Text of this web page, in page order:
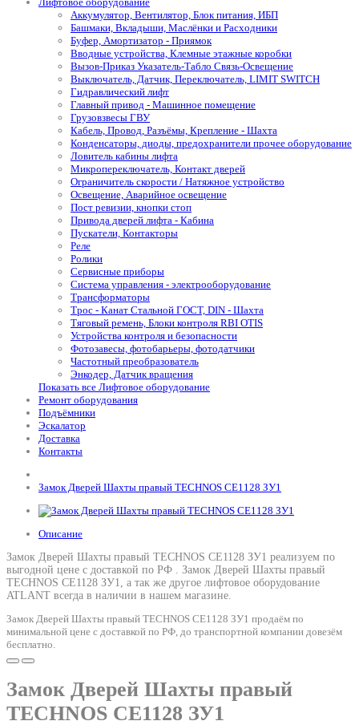
Аккумулятор, Вентилятор, Блок питания, ИБП
Башмаки, Вкладыши, Маслёнки и Расходники
Буфер, Амортизатор - Приямок
Вводные устройства, Клемные этажные коробки
Вызов-Приказ Указатель-Табло Связь-Освещение
Выключатель, Датчик, Переключатель, LIMIT SWITCH
Гидравлический лифт
Главный привод - Машинное помещение
Грузовзвесы ГВУ
Кабель, Провод, Разъёмы, Крепление - Шахта
Конденсаторы, диоды, предохранители прочее оборудование
Ловитель кабины лифта
Микропереключатель, Контакт дверей
Ограничитель скорости / Натяжное устройство
Освещение, Аварийное освещение
Пост ревизии, кнопки стоп
Привода дверей лифта - Кабина
Пускатели, Контакторы
Реле
Ролики
Сервисные приборы
Система управления - электрооборудование
Трансформаторы
Трос - Канат Стальной ГОСТ, DIN - Шахта
Тяговый ремень, Блоки контроля RBI OTIS
Устройства контроля и безопасности
Фотозавесы, фотобарьеры, фотодатчики
Частотный преобразователь
Энкодер, Датчик вращения
Показать все Лифтовое оборудование
Ремонт оборудования
Подъёмники
Эскалатор
Доставка
Контакты
Замок Дверей Шахты правый TECHNOS CE1128 ЗУ1
Описание
Замок Дверей Шахты правый TECHNOS CE1128 ЗУ1 реализуем по
выгодной цене с доставкой по РФ . Замок Дверей Шахты правый
TECHNOS CE1128 ЗУ1, а так же другое лифтовое оборудование
ATLANT всегда в наличии в нашем магазине.
Замок Дверей Шахты правый TECHNOS CE1128 ЗУ1 продаём по
минимальной цене с доставкой по РФ, до транспортной компании довезём
бесплатно.
Замок Дверей Шахты правый
TECHNOS CE1128 ЗУ1